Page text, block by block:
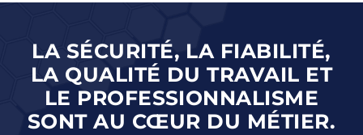
LA SÉCURITÉ, LA FIABILITÉ,
LA QUALITÉ DU TRAVAIL ET
LE PROFESSIONNALISME
SONT AU CŒUR DU MÉTIER.